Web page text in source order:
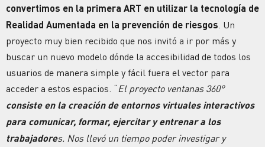
convertimos en la primera ART en utilizar la tecnología de
Realidad Aumentada en la prevención de riesgos. Un
proyecto muy bien recibido que nos invitó a ir por más y
buscar un nuevo modelo dónde la accesibilidad de todos los
usuarios de manera simple y fácil fuera el vector para
acceder a estos espacios. “El proyecto ventanas 360°
consiste en la creación de entornos virtuales interactivos
para comunicar, formar, ejercitar y entrenar a los
trabajadores. Nos llevó un tiempo poder investigar y